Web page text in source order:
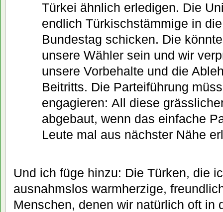
Türkei ähnlich erledigen. Die
endlich Türkischstämmige in
Bundestag schicken. Die
unsere Wähler sein und wir
unsere Vorbehalte und die
Beitritts. Die Parteiführung
engagieren: All diese
abgebaut, wenn das einfache
Leute mal aus nächster Nähe
Und ich füge hinzu: Die Türken, die
ausnahmslos warmherzige,
Menschen, denen wir natürlich oft in